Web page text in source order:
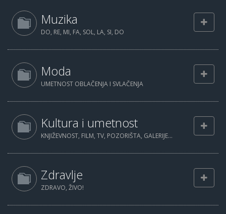
Muzika
DO, RE, MI, FA, SOL, LA, SI, DO
Moda
UMETNOST OBLAČENJA I SVLAČENJA
Kultura i umetnost
KNJIŽEVNOST, FILM, TV, POZORIŠTA, GALERIJE...
Zdravlje
ZDRAVO, ŽIVO!